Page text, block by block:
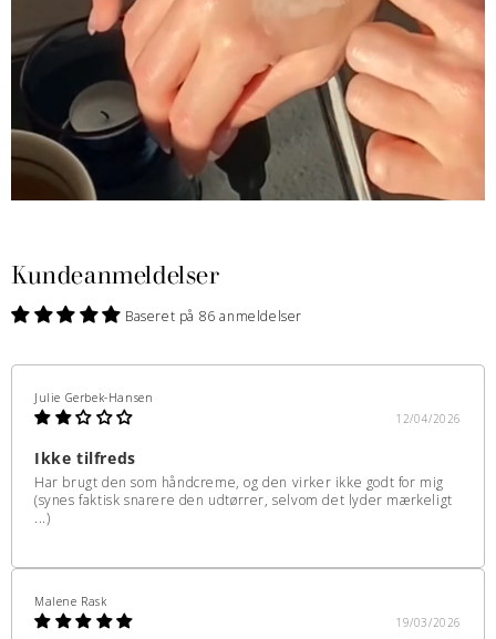
Kundeanmeldelser
12/04/2026
Julie Gerbek-Hansen
Ikke tilfreds
Har brugt den som håndcreme, og den virker ikke godt for mig
(synes faktisk snarere den udtørrer, selvom det lyder mærkeligt
...)
19/03/2026
Malene Rask
Baseret på 86 anmeldelser